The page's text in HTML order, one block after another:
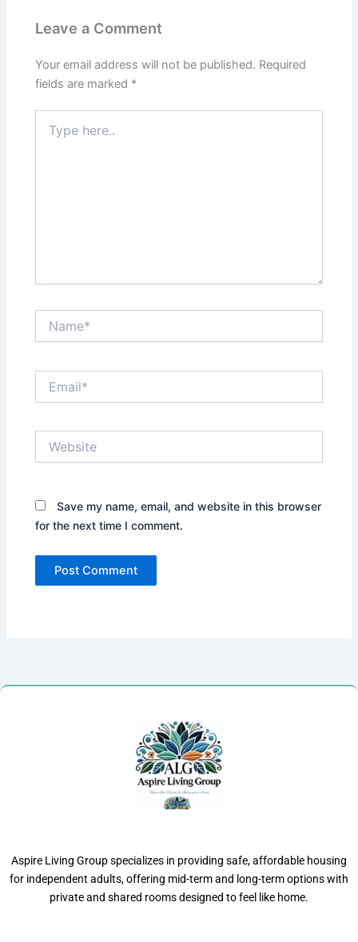
Leave a Comment
Your email address will not be published. Required
fields are marked *
here..
Save my name, email, and website in this browser
for the next time I comment.
Aspire Living Group specializes in providing safe, affordable housing
for independent adults, offering mid-term and long-term options with
private and shared rooms designed to feel like home.